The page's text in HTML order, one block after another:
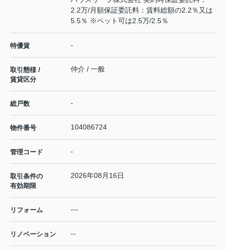
2.2万/月額保証委託料：賃料総額の2.2％又は
5.5％ ※ペット可は2.5万/2.5％
特優賃 -
取引態様 /
賃貸区分
仲介 / 一般
総戸数 -
物件番号 104086724
管理コード -
取引条件の
有効期限
2026年08月16日
リフォーム ---
リノベーション --